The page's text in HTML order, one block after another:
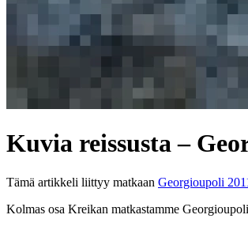
Kuvia reissusta –
Tämä artikkeli liittyy matkaan Georgioupoli
Kolmas osa Kreikan matkastamme